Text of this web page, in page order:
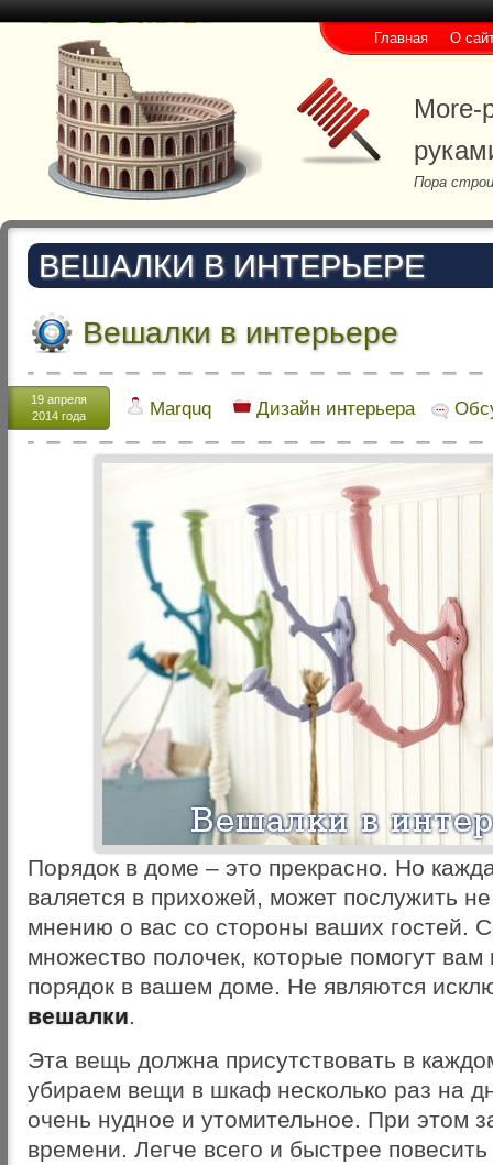
More-
Пора
Главная О
ВЕШАЛКИ В ИНТЕРЬЕРЕ
Вешалки в интерьере
19 апреля
2014 года
Marquq Дизайн интерьера
Порядок в доме – это прекрасно. Но
валяется в прихожей, может послужить
мнению о вас со стороны ваших гостей.
множество полочек, которые помогут вам
порядок в вашем доме. Не являются
вешалки.
Эта вещь должна присутствовать в
убираем вещи в шкаф несколько раз на
очень нудное и утомительное. При этом
времени. Легче всего и быстрее